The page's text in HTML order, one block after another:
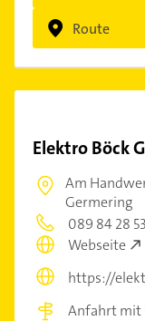
Route
Elektro Böck
Am
Germering
089 84 28 53
Webseite
https://
Anfahrt mit